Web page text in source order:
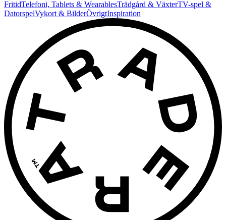
FritidTelefoni, Tablets & WearablesTrädgård & VäxterTV-spel &
DatorspelVykort & BilderÖvrigtInspiration